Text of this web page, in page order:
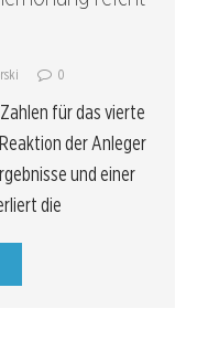
0
für das vierte
der Anleger
und einer
die